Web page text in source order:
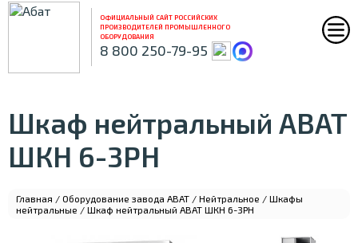
ОФИЦИАЛЬНЫЙ САЙТ РОССИЙСКИХ
ПРОИЗВОДИТЕЛЕЙ ПРОМЫШЛЕННОГО
ОБОРУДОВАНИЯ
8 800 250-79-95
Шкаф нейтральный ABAT
ШКН 6-3РН
Главная / Оборудование завода ABAT / Нейтральное / Шкафы
нейтральные / Шкаф нейтральный ABAT ШКН 6-3РН